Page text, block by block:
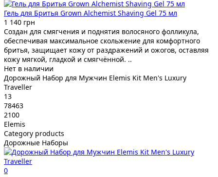
Гель для Бритья Grown Alchemist Shaving Gel 75 мл
1 140 грн
Создан для смягчения и поднятия волосяного фолликула,
обеспечивая максимальное скольжение для комфортного
бритья, защищает кожу от раздражений и ожогов, оставляя
кожу мягкой, гладкой и смягчённой. ..
Нет в наличии
Дорожный Набор для Мужчин Elemis Kit Men's Luxury
Traveller
13
78463
2100
Elemis
Category products
Дорожные Наборы
0